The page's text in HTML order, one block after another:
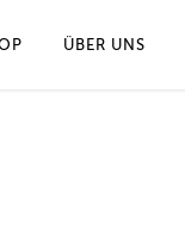
ÜBER UNS